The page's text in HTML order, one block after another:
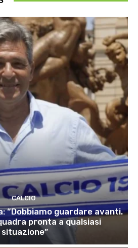
CALCIO
“Dobbiamo guardare avanti.
pronta a qualsiasi
situazione”